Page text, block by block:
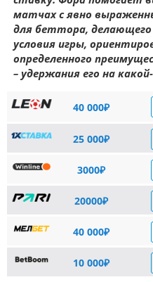
матчах с явно
для беттора, делающего
условия игры,
определенного
– удержания его на
40 000₽
25 000₽
3000₽
20000₽
40 000₽
10 000₽